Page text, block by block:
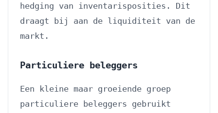
hedging van inventarisposities. Dit
draagt bij aan de liquiditeit van de
markt.
Particuliere beleggers
Een kleine maar groeiende groep
particuliere beleggers gebruikt